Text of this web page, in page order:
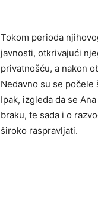
Tokom perioda
javnosti, otkrivajući
privatnošću, a nakon
Nedavno su se
Ipak, izgleda da se
braku, te sada i o
široko raspravljati.